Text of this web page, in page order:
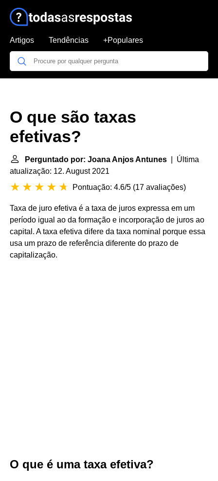
Artigos Tendências +Populares
O que são taxas
efetivas?
Perguntado por: Joana Anjos Antunes | Última
atualização: 12. August 2021
Pontuação: 4.6/5 (17 avaliações)
Taxa de juro efetiva é a taxa de juros expressa em um
período igual ao da formação e incorporação de juros ao
capital. A taxa efetiva difere da taxa nominal porque essa
usa um prazo de referência diferente do prazo de
capitalização.
O que é uma taxa efetiva?